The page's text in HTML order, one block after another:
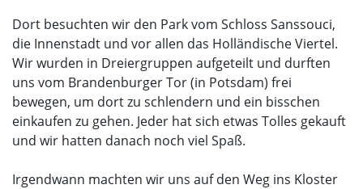
Dort besuchten wir den Park vom Schloss Sanssouci,
die Innenstadt und vor allen das Holländische Viertel.
Wir wurden in Dreiergruppen aufgeteilt und durften
uns vom Brandenburger Tor (in Potsdam) frei
bewegen, um dort zu schlendern und ein bisschen
einkaufen zu gehen. Jeder hat sich etwas Tolles gekauft
und wir hatten danach noch viel Spaß.
Irgendwann machten wir uns auf den Weg ins Kloster